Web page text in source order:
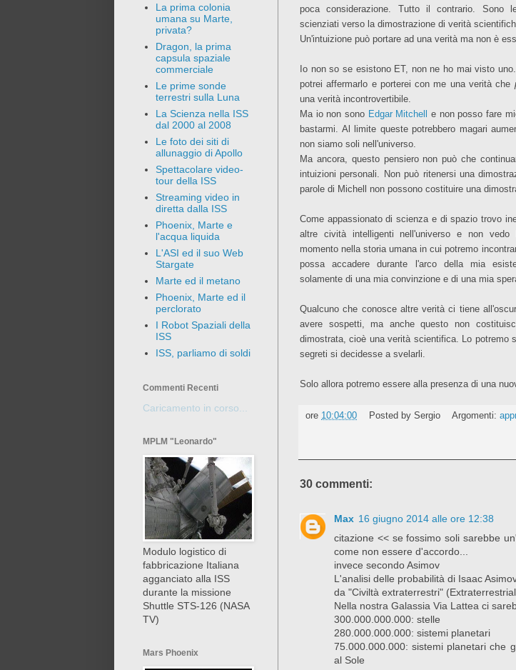
poca considerazione. Tutto il contrario. Sono
scienziati verso la dimostrazione di verità
Un'intuizione può portare ad una verità ma non è
Io non so se esistono ET, non ne ho mai visto
potrei affermarlo e porterei con me una verità che
una verità incontrovertibile.
Ma io non sono Edgar Mitchell e non posso fare
bastarmi. Al limite queste potrebbero magari
non siamo soli nell'universo.
Ma ancora, questo pensiero non può che
intuizioni personali. Non può ritenersi una
parole di Michell non possono costituire una
Come appassionato di scienza e di spazio trovo
altre cività intelligenti nell'universo e non
momento nella storia umana in cui potremo
possa accadere durante l'arco della mia
solamente di una mia convinzione e di una mia
Qualcuno che conosce altre verità ci tiene
avere sospetti, ma anche questo non
dimostrata, cioè una verità scientifica. Lo potremo
segreti si decidesse a svelarli.
Solo allora potremo essere alla presenza di una
ore 10:04:00 Posted by Sergio Argomenti:
30 commenti:
Max 16 giugno 2014 alle ore 12:38
citazione << se fossimo soli sarebbe
come non essere d'accordo...
invece secondo Asimov
L'analisi delle probabilità di Isaac
da "Civiltà extraterrestri"
Nella nostra Galassia Via Lattea ci
300.000.000.000: stelle
280.000.000.000: sistemi planetari
75.000.000.000: sistemi planetari che
al Sole
La prima colonia
umana su Marte,
privata?
Dragon, la prima
capsula spaziale
commerciale
Le prime sonde
terrestri sulla Luna
La Scienza nella ISS
dal 2000 al 2008
Le foto dei siti di
allunaggio di Apollo
Spettacolare video-
tour della ISS
Streaming video in
diretta dalla ISS
Phoenix, Marte e
l'acqua liquida
L'ASI ed il suo Web
Stargate
Marte ed il metano
Phoenix, Marte ed il
perclorato
I Robot Spaziali della
ISS
ISS, parliamo di soldi
Commenti Recenti
Caricamento in corso...
MPLM "Leonardo"
Modulo logistico di
fabbricazione Italiana
agganciato alla ISS
durante la missione
Shuttle STS-126 (NASA
TV)
Mars Phoenix